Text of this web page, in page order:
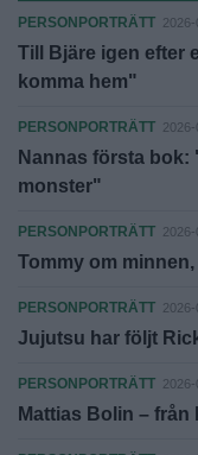
PERSONPORTRÄTT
Till Bjäre igen efter
komma hem"
PERSONPORTRÄTT
Nannas första bok:
monster"
PERSONPORTRÄTT
Tommy om
PERSONPORTRÄTT
Jujutsu har följt
PERSONPORTRÄTT
Mattias Bolin –